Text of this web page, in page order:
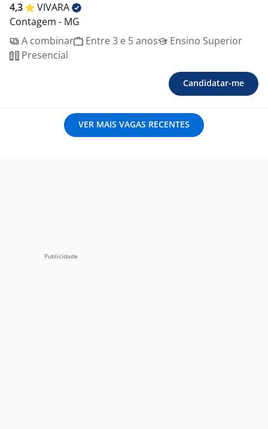
4,3
VIVARA
Contagem - MG
A combinar
Entre 3 e 5 anos
Ensino Superior
Presencial
Candidatar-me
VER MAIS VAGAS RECENTES